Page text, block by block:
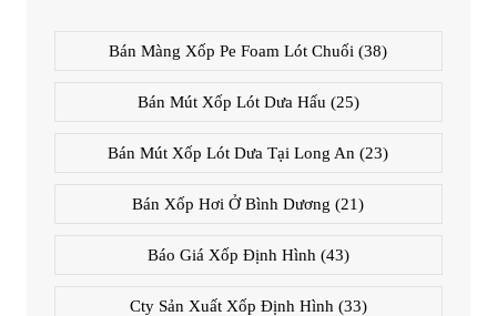
Bán Màng Xốp Pe Foam Lót Chuối (38)
Bán Mút Xốp Lót Dưa Hấu (25)
Bán Mút Xốp Lót Dưa Tại Long An (23)
Bán Xốp Hơi Ở Bình Dương (21)
Báo Giá Xốp Định Hình (43)
Cty Sản Xuất Xốp Định Hình (33)